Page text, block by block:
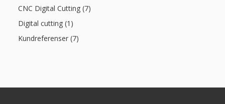
CNC Digital Cutting (7)
Digital cutting (1)
Kundreferenser (7)